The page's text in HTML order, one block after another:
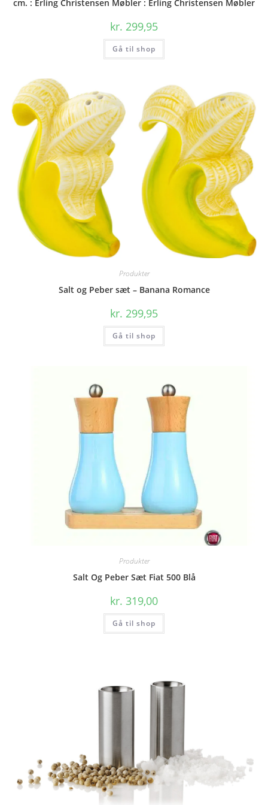
cm. : Erling Christensen Møbler : Erling Christensen Møbler
kr. 299,95
Gå til shop
Produkter
Salt og Peber sæt – Banana Romance
kr. 299,95
Gå til shop
Produkter
Salt Og Peber Sæt Fiat 500 Blå
kr. 319,00
Gå til shop